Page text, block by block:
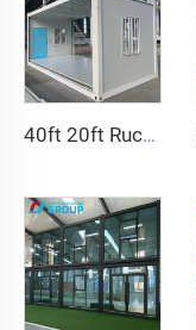
40ft 20ft Ruchomy Składany Dom Prefabrykowany Składany Pokój Dom Kontenerowy Składany Schowek Składane Domy na Sprzedaż